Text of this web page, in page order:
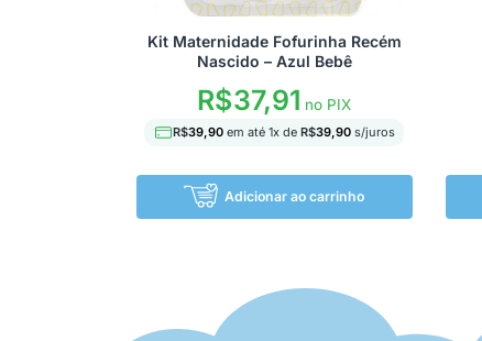
Kit Maternidade Fofurinha Recém
Nascido – Azul Bebê
R$37,91 no PIX
R$39,90 em até1x deR$39,90 s/juros
Adicionar ao carrinho